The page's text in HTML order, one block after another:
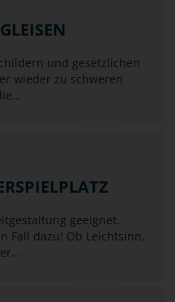
und gesetzlichen
wieder zu schweren
geeignet.
Fall dazu! Ob Leichtsinn,